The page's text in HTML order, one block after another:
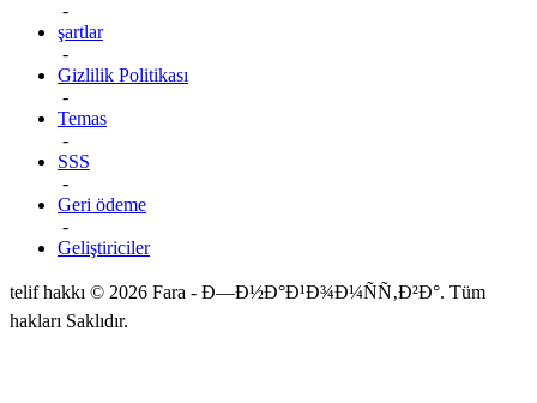
-
şartlar
-
Gizlilik Politikası
-
Temas
-
SSS
-
Geri ödeme
-
Geliştiriciler
telif hakkı © 2026 Fara - Ð—Ð½Ð°Ð¹Ð¾Ð¼ÑÑ‚Ð²Ð°. Tüm
hakları Saklıdır.